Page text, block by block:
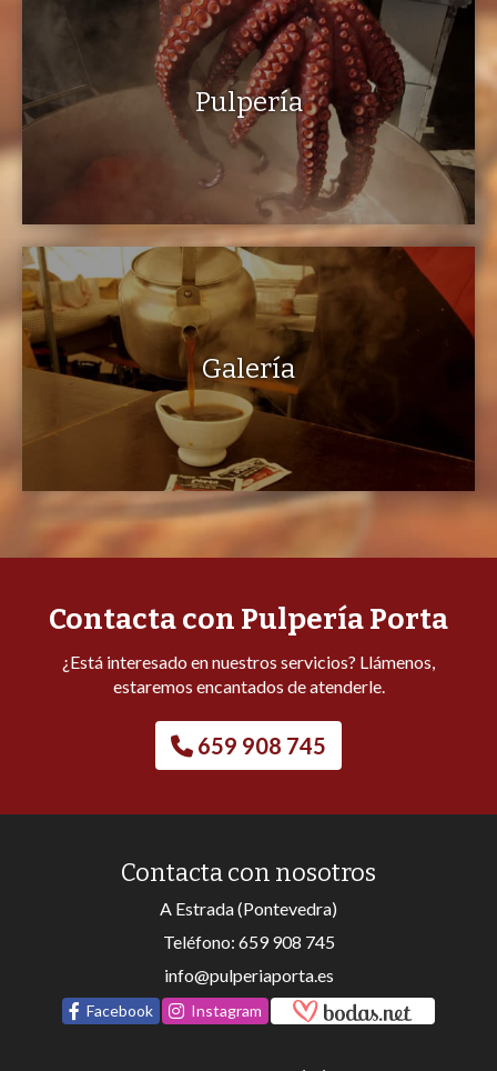
Pulpería
Galería
Contacta con Pulpería Porta
¿Está interesado en nuestros servicios? Llámenos,
estaremos encantados de atenderle.
659 908 745
Contacta con nosotros
A Estrada (Pontevedra)
Teléfono: 659 908 745
info@pulperiaporta.es
Facebook Instagram